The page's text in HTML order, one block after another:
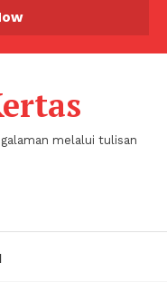
melalui tulisan